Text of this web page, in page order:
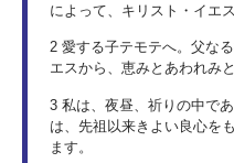
によって、キリスト・イエ
2 愛する子テモテへ。父な
エスから、恵みとあわれみ
3 私は、夜昼、祈りの中で
は、先祖以来きよい良心を
ます。